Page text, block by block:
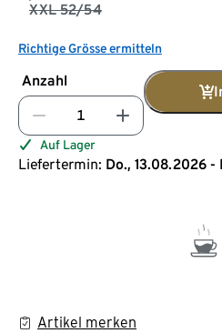
XXL 52/54
Richtige Grösse ermitteln
Anzahl
Auf Lager
Liefertermin: Do., 13.08.2026 -
Artikel merken